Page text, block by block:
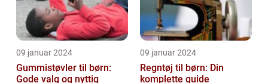
09 januar 2024
Gummistøvler til børn:
Gode valg og nyttig
09 januar 2024
Regntøj til børn: Din
komplette guide